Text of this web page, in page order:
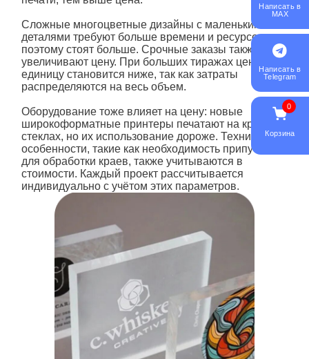
Сложные многоцветные дизайны с маленькими
деталями требуют больше времени и ресурсов,
поэтому стоят больше. Срочные заказы также
увеличивают цену. При больших тиражах цена за
единицу становится ниже, так как затраты
распределяются на весь объем.
Оборудование тоже влияет на цену: новые
широкоформатные принтеры печатают на крупных
стеклах, но их использование дороже. Технические
особенности, такие как необходимость припусков
для обработки краев, также учитываются в
стоимости. Каждый проект рассчитывается
индивидуально с учётом этих параметров.
Написать в
MAX
Написать в
Telegram
0
Корзина